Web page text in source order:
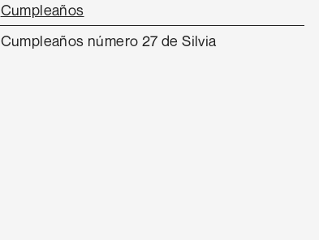
Cumpleaños
Cumpleaños número 27 de Silvia